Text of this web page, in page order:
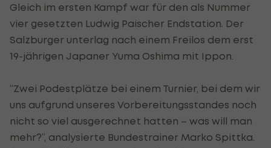
Gleich im ersten Kampf war für den als Nummer
vier gesetzten Ludwig Paischer Endstation. Der
Salzburger unterlag nach einem Freilos dem erst
19-jährigen Japaner Yuma Oshima mit Ippon.
“Zwei Podestplätze bei einem Turnier, bei dem wir
uns aufgrund unseres Vorbereitungsstandes noch
nicht so viel ausgerechnet hatten – was will man
mehr?”, analysierte Bundestrainer Marko Spittka.